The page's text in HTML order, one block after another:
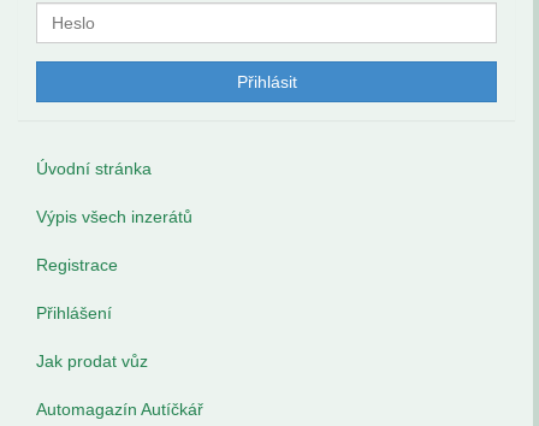
Úvodní stránka
Výpis všech inzerátů
Registrace
Přihlášení
Jak prodat vůz
Automagazín Autíčkář